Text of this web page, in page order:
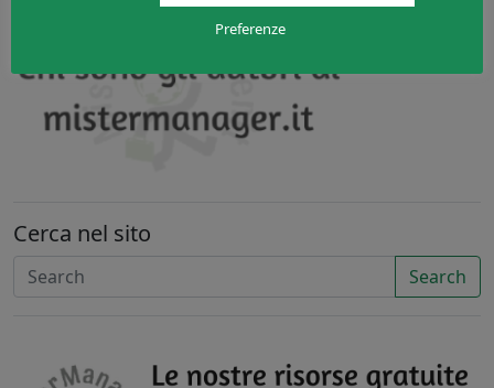
Cerca nel sito
Search
Preferenze